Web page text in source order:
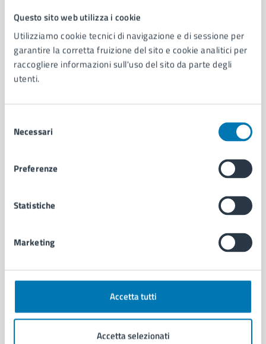
Questo sito web utilizza i cookie
Utilizziamo cookie tecnici di navigazione e di sessione per
garantire la corretta fruizione del sito e cookie analitici per
raccogliere informazioni sull'uso del sito da parte degli
utenti.
delNecessari
Preferenze
Statistiche
Marketing
Accetta tutti
Accetta selezionati
AMMINISTRAZIONE
Aree amministrative
Organi di governo
Municipalità
Personale amministrativo
Intranet, posta aziendale e protocollo
CATEGORIE DI SERVIZIO
Anagrafe e stato civile
Documenti e certificati
Giustizia e sicurezza pubblica
Imprese e commercio
Salute, benessere e assistenza